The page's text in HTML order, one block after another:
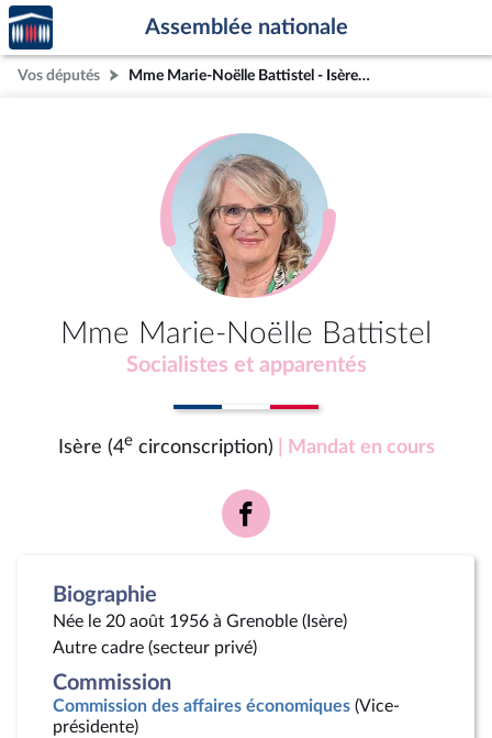
Aller au contenu
Aller en bas de la page
Accèder
à la
page
d'accueil
Assemblée nationale
Vos députés Mme Marie-Noëlle Battistel - Isère (4e circonscription)
Mme Marie-Noëlle Battistel
Socialistes et apparentés
Isère (4ecirconscription) | Mandat en cours
Voir
la
Biographie
Née le 20 août 1956 à Grenoble (Isère)
Autre cadre (secteur privé)
Commission
Commission des affaires économiques (Vice-
présidente)